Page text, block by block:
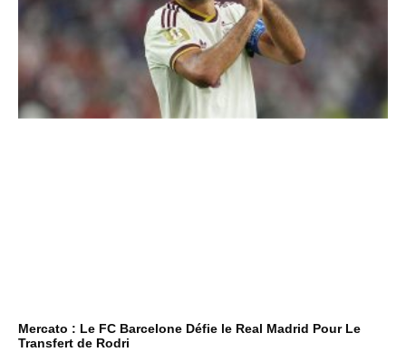
Mercato : Le FC Barcelone Défie le Real Madrid Pour Le
Transfert de Rodri